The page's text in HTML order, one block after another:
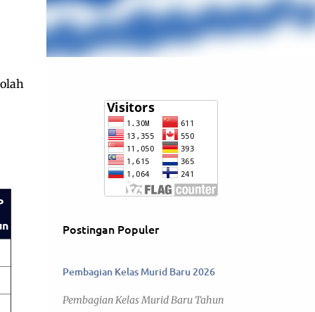
Postingan Populer
Pembagian Kelas Murid Baru 2026
Pembagian Kelas Murid Baru Tahun